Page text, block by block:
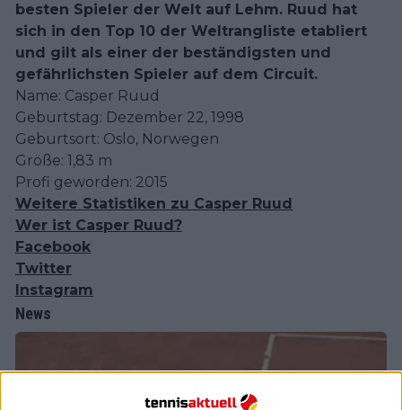
besten Spieler der Welt auf Lehm. Ruud hat
sich in den Top 10 der Weltrangliste etabliert
und gilt als einer der beständigsten und
gefährlichsten Spieler auf dem Circuit.
Name: Casper Ruud
Geburtstag: Dezember 22, 1998
Geburtsort: Oslo, Norwegen
Größe: 1,83 m
Profi geworden: 2015
Weitere Statistiken zu Casper Ruud
Wer ist Casper Ruud?
Facebook
Twitter
Instagram
News